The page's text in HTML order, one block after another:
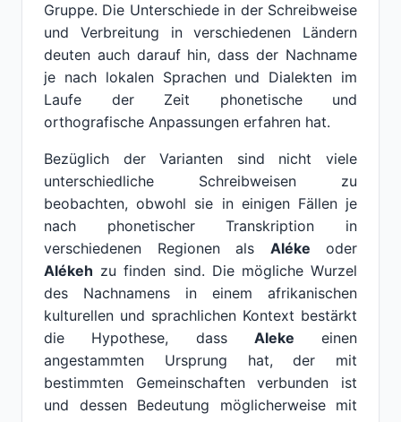
Gruppe. Die Unterschiede in der Schreibweise
und Verbreitung in verschiedenen Ländern
deuten auch darauf hin, dass der Nachname
je nach lokalen Sprachen und Dialekten im
Laufe der Zeit phonetische und
orthografische Anpassungen erfahren hat.
Bezüglich der Varianten sind nicht viele
unterschiedliche Schreibweisen zu
beobachten, obwohl sie in einigen Fällen je
nach phonetischer Transkription in
verschiedenen Regionen als Aléke oder
Alékeh zu finden sind. Die mögliche Wurzel
des Nachnamens in einem afrikanischen
kulturellen und sprachlichen Kontext bestärkt
die Hypothese, dass Aleke einen
angestammten Ursprung hat, der mit
bestimmten Gemeinschaften verbunden ist
und dessen Bedeutung möglicherweise mit